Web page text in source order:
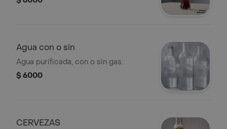
Agua con o sin
Agua purificada, con o sin gas.
$ 6000
CERVEZAS